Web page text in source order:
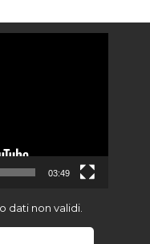
03:49
dati non validi.